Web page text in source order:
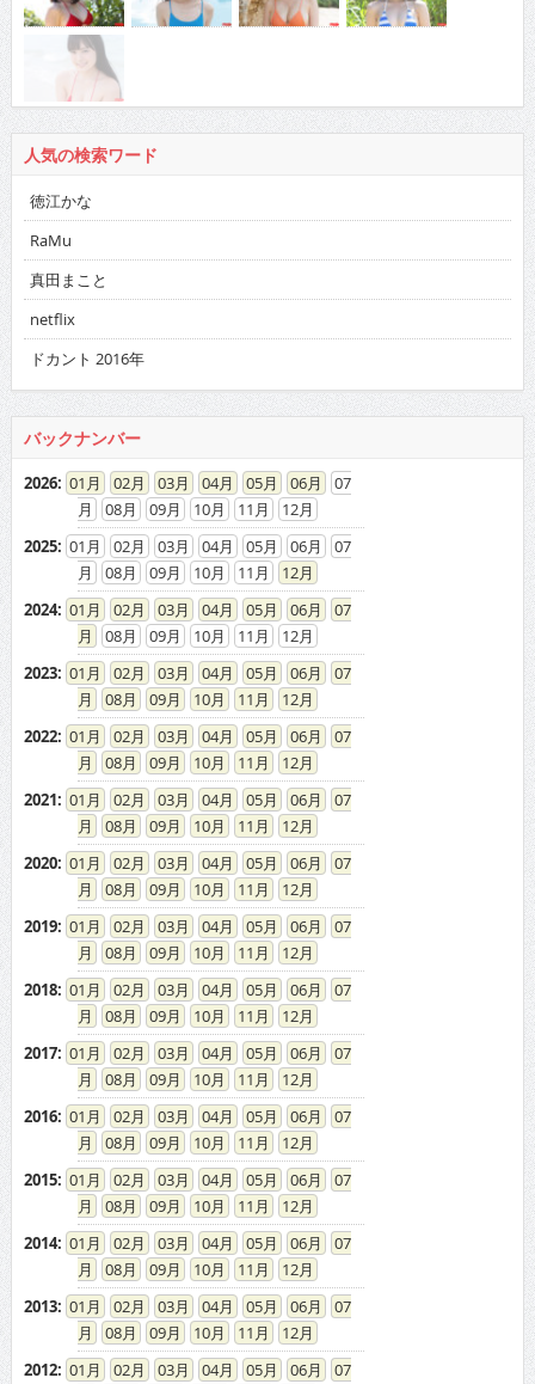
人気の検索ワード
徳江かな
RaMu
真田まこと
netflix
ドカント 2016年
バックナンバー
2026: 01 02 03 04 05 06
07
08
09 10 11
12
2025: 01 02 03 04 05 06
07
08
09 10 11
12
2024: 01 02 03 04 05 06
07
08
09 10 11
12
2023: 01 02 03 04 05 06
07
08
09 10 11
12
2022: 01 02 03 04 05 06
07
08
09 10 11
12
2021: 01 02 03 04 05 06
07
08
09 10 11
12
2020: 01 02 03 04 05 06
07
08
09 10 11
12
2019: 01 02 03 04 05 06
07
08
09 10 11
12
2018: 01 02 03 04 05 06
07
08
09 10 11
12
2017: 01 02 03 04 05 06
07
08
09 10 11
12
2016: 01 02 03 04 05 06
07
08
09 10 11
12
2015: 01 02 03 04 05 06
07
08
09 10 11
12
2014: 01 02 03 04 05 06
07
08
09 10 11
12
2013: 01 02 03 04 05 06
07
08
09 10 11
12
2012: 01 02 03 04 05 06
07